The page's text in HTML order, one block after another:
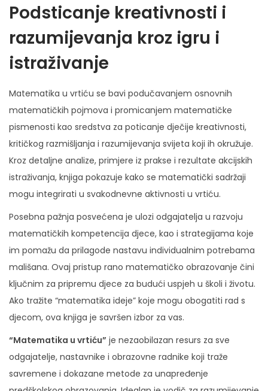
Podsticanje kreativnosti i
razumijevanja kroz igru i
istraživanje
Matematika u vrtiću se bavi podučavanjem osnovnih
matematičkih pojmova i promicanjem matematičke
pismenosti kao sredstva za poticanje dječije kreativnosti,
kritičkog razmišljanja i razumijevanja svijeta koji ih okružuje.
Kroz detaljne analize, primjere iz prakse i rezultate akcijskih
istraživanja, knjiga pokazuje kako se matematički sadržaji
mogu integrirati u svakodnevne aktivnosti u vrtiću.
Posebna pažnja posvećena je ulozi odgajatelja u razvoju
matematičkih kompetencija djece, kao i strategijama koje
im pomažu da prilagode nastavu individualnim potrebama
mališana. Ovaj pristup rano matematičko obrazovanje čini
ključnim za pripremu djece za budući uspjeh u školi i životu.
Ako tražite “matematika ideje” koje mogu obogatiti rad s
djecom, ova knjiga je savršen izbor za vas.
“Matematika u vrtiću” je nezaobilazan resurs za sve
odgajatelje, nastavnike i obrazovne radnike koji traže
savremene i dokazane metode za unapređenje